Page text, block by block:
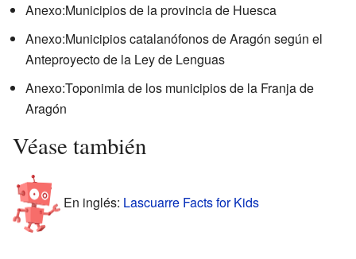
Anexo:Municipios de la provincia de Huesca
Anexo:Municipios catalanófonos de Aragón según el
Anteproyecto de la Ley de Lenguas
Anexo:Toponimia de los municipios de la Franja de
Aragón
Véase también
En inglés: Lascuarre Facts for Kids